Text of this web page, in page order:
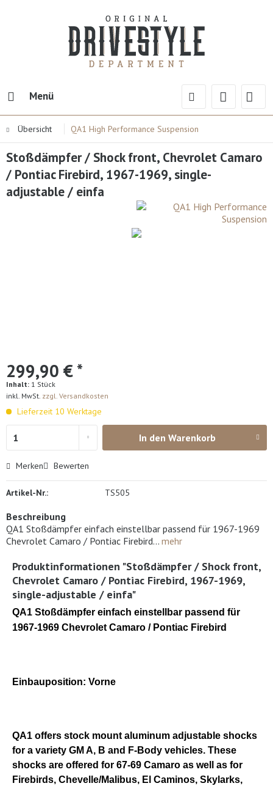
Menü
Übersicht QA1 High Performance Suspension
Stoßdämpfer / Shock front, Chevrolet Camaro
/ Pontiac Firebird, 1967-1969, single-
adjustable / einfa
299,90 € *
Inhalt: 1 Stück
inkl. MwSt. zzgl. Versandkosten
Lieferzeit 10 Werktage
In den Warenkorb
Merken Bewerten
Artikel-Nr.: TS505
Beschreibung
QA1 Stoßdämpfer einfach einstellbar passend für 1967-1969
Chevrolet Camaro / Pontiac Firebird... mehr
Produktinformationen "Stoßdämpfer / Shock front,
Chevrolet Camaro / Pontiac Firebird, 1967-1969,
single-adjustable / einfa"
QA1 Stoßdämpfer einfach einstellbar passend für
1967-1969 Chevrolet Camaro / Pontiac Firebird
Einbauposition: Vorne
QA1 offers stock mount aluminum adjustable shocks
for a variety GM A, B and F-Body vehicles. These
shocks are offered for 67-69 Camaro as well as for
Firebirds, Chevelle/Malibus, El Caminos, Skylarks,